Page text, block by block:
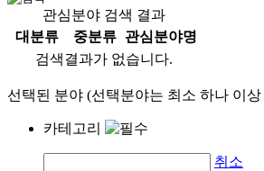
관심분야 검색 결과
대분류
중분류
관심분야명
검색결과가 없습니다.
선택된 분야 (선택분야는 최소 하나 이
카테고리
취소